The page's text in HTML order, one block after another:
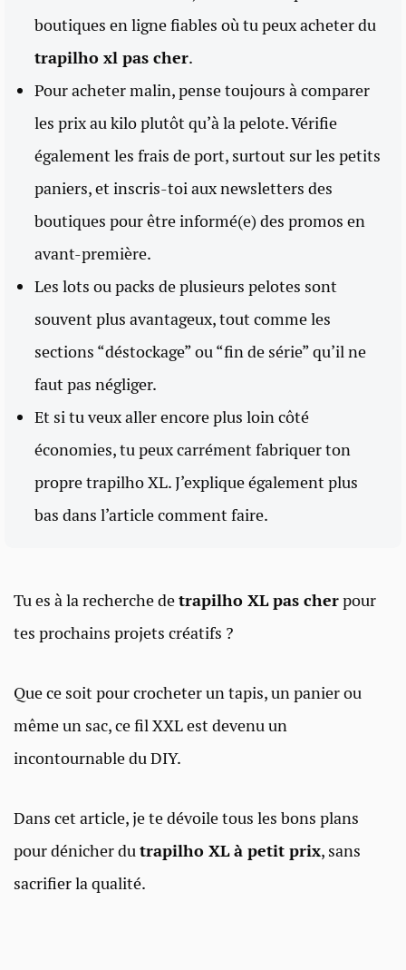
boutiques en ligne fiables où tu peux acheter du
trapilho xl pas cher.
Pour acheter malin, pense toujours à comparer
les prix au kilo plutôt qu’à la pelote. Vérifie
également les frais de port, surtout sur les petits
paniers, et inscris-toi aux newsletters des
boutiques pour être informé(e) des promos en
avant-première.
Les lots ou packs de plusieurs pelotes sont
souvent plus avantageux, tout comme les
sections “déstockage” ou “fin de série” qu’il ne
faut pas négliger.
Et si tu veux aller encore plus loin côté
économies, tu peux carrément fabriquer ton
propre trapilho XL. J’explique également plus
bas dans l’article comment faire.
Tu es à la recherche detrapilho XL pas cherpour
tes prochains projets créatifs ?
Que ce soit pour crocheter un tapis, un panier ou
même un sac, ce fil XXL est devenu un
incontournable du DIY.
Dans cet article, je te dévoile tous les bons plans
pour dénicher dutrapilho XL à petit prix, sans
sacrifier la qualité.